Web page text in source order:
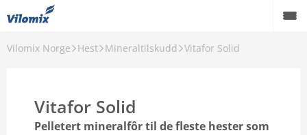
Vilomix Norge Hest Mineraltilskudd Vitafor Solid
Vitafor Solid
Pelletert mineralfôr til de fleste hester som
Fjørfe